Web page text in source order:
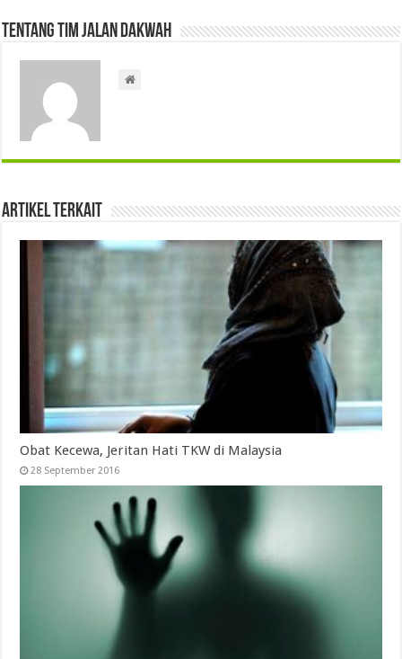
Tentang Tim Jalan Dakwah
Artikel Terkait
Obat Kecewa, Jeritan Hati TKW di Malaysia
28 September 2016